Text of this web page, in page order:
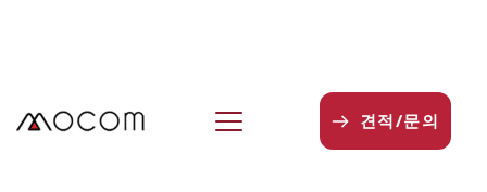
견적/문의